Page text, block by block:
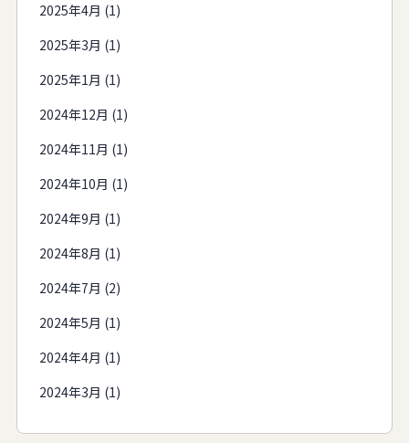
2025年4月 (1)
2025年3月 (1)
2025年1月 (1)
2024年12月 (1)
2024年11月 (1)
2024年10月 (1)
2024年9月 (1)
2024年8月 (1)
2024年7月 (2)
2024年5月 (1)
2024年4月 (1)
2024年3月 (1)